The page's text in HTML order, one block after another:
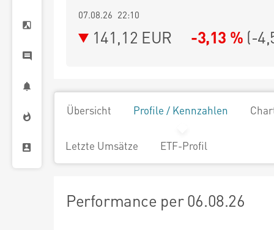
07.08.26 22:10
141,12 EUR -3,13 % (-
Übersicht Profile / Kennzahlen
Letzte Umsätze ETF-Profil
Performance per 06.08.26